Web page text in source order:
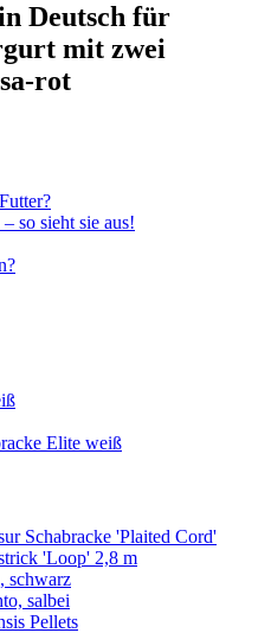
Deutsch für
mit zwei
rot
so sieht sie aus!
Elite weiß
Schabracke 'Plaited Cord'
'Loop' 2,8 m
schwarz
salbei
Pellets